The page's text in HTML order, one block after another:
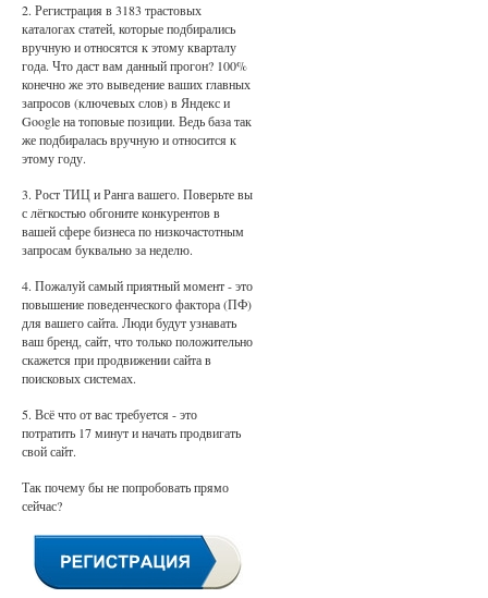
2. Регистрация в 3183 трастовых
каталогах статей, которые подбирались
вручную и относятся к этому кварталу
года. Что даст вам данный прогон? 100%
конечно же это выведение ваших главных
запросов (ключевых слов) в Яндекс и
Google на топовые позиции. Ведь база так
же подбиралась вручную и относится к
этому году.
3. Рост ТИЦ и Ранга вашего. Поверьте вы
с лёгкостью обгоните конкурентов в
вашей сфере бизнеса по низкочастотным
запросам буквально за неделю.
4. Пожалуй самый приятный момент - это
повышение поведенческого фактора (ПФ)
для вашего сайта. Люди будут узнавать
ваш бренд, сайт, что только положительно
скажется при продвижении сайта в
поисковых системах.
5. Всё что от вас требуется - это
потратить 17 минут и начать продвигать
свой сайт.
Так почему бы не попробовать прямо
сейчас?